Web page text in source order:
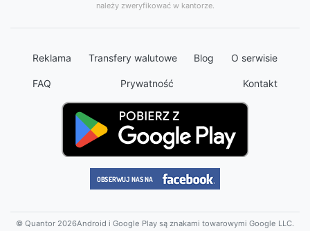
należy zweryfikować w kantorze.
Reklama Transfery walutowe Blog O serwisie
FAQ Prywatność Kontakt
© Quantor 2026Android i Google Play są znakami towarowymi Google LLC.